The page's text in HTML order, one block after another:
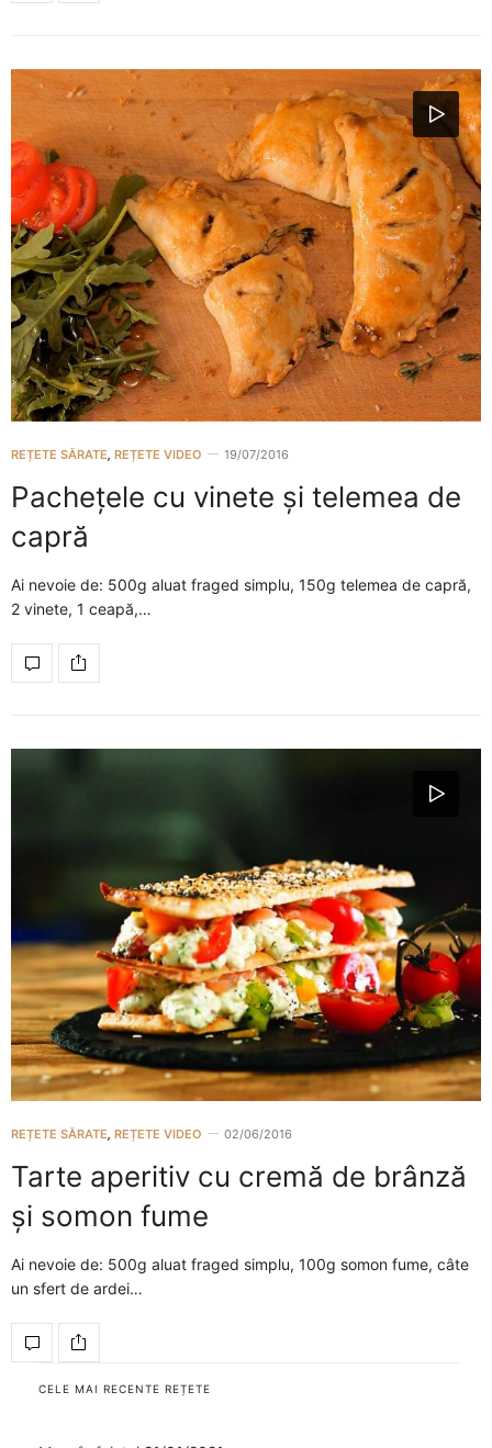
REȚETE SĂRATE REȚETE VIDEO 19/07/2016
Pachețele cu vinete și telemea de
capră
Ai nevoie de: 500g aluat fraged simplu, 150g telemea de capră,
2 vinete, 1 ceapă,…
REȚETE SĂRATE REȚETE VIDEO 02/06/2016
Tarte aperitiv cu cremă de brânză
și somon fume
Ai nevoie de: 500g aluat fraged simplu, 100g somon fume, câte
un sfert de ardei…
CELE MAI RECENTE REȚETE